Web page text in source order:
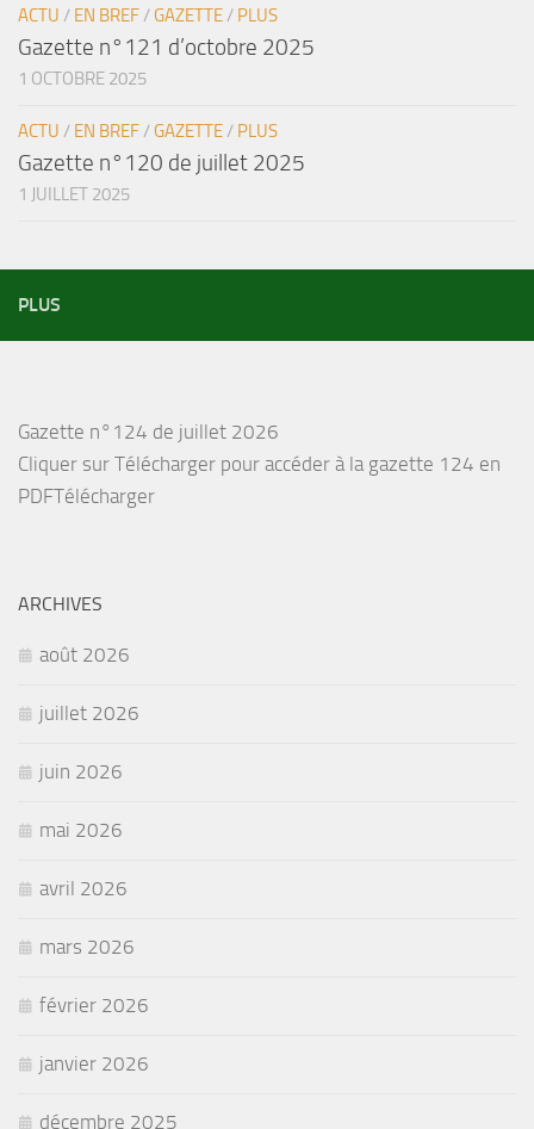
ACTU / EN BREF/GAZETTE/ PLUS
Gazette n°121 d’octobre 2025
1 OCTOBRE 2025
ACTU / EN BREF/GAZETTE/ PLUS
Gazette n°120 de juillet 2025
1 JUILLET 2025
PLUS
Gazette n°124 de juillet 2026
Cliquer sur Télécharger pour accéder à la gazette 124 en
PDFTélécharger
ARCHIVES
août 2026
juillet 2026
juin 2026
mai 2026
avril 2026
mars 2026
février 2026
janvier 2026
décembre 2025